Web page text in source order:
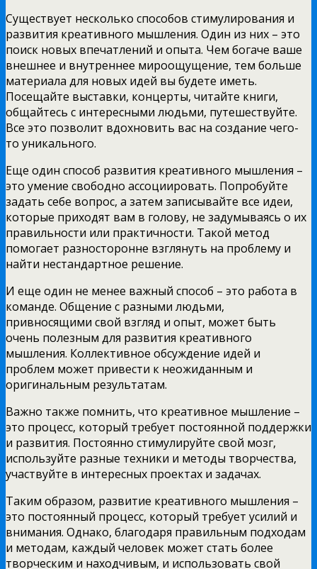
Существует несколько способов стимулирования и
развития креативного мышления. Один из них – это
поиск новых впечатлений и опыта. Чем богаче ваше
внешнее и внутреннее мироощущение, тем больше
материала для новых идей вы будете иметь.
Посещайте выставки, концерты, читайте книги,
общайтесь с интересными людьми, путешествуйте.
Все это позволит вдохновить вас на создание чего-
то уникального.
Еще один способ развития креативного мышления –
это умение свободно ассоциировать. Попробуйте
задать себе вопрос, а затем записывайте все идеи,
которые приходят вам в голову, не задумываясь о их
правильности или практичности. Такой метод
помогает разносторонне взглянуть на проблему и
найти нестандартное решение.
И еще один не менее важный способ – это работа в
команде. Общение с разными людьми,
привносящими свой взгляд и опыт, может быть
очень полезным для развития креативного
мышления. Коллективное обсуждение идей и
проблем может привести к неожиданным и
оригинальным результатам.
Важно также помнить, что креативное мышление –
это процесс, который требует постоянной поддержки
и развития. Постоянно стимулируйте свой мозг,
используйте разные техники и методы творчества,
участвуйте в интересных проектах и задачах.
Таким образом, развитие креативного мышления –
это постоянный процесс, который требует усилий и
внимания. Однако, благодаря правильным подходам
и методам, каждый человек может стать более
творческим и находчивым, и использовать свой